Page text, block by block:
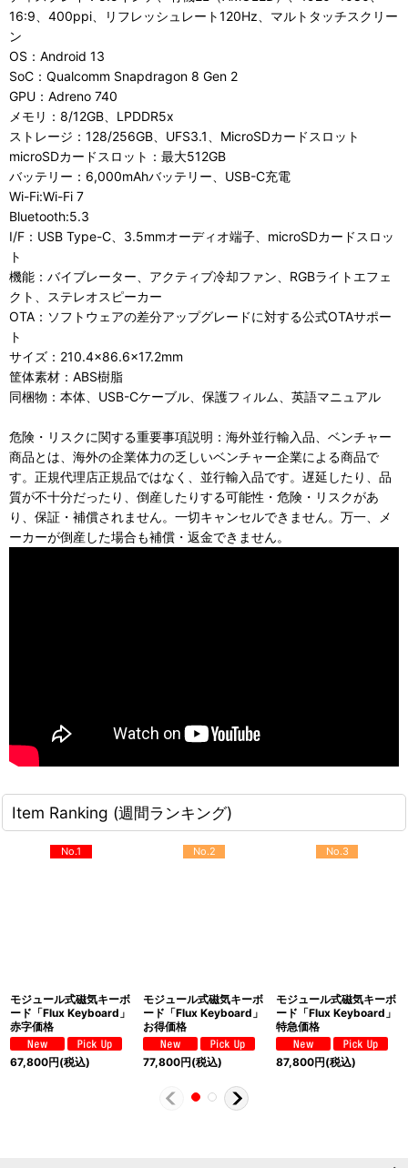
16:9、400ppi、リフレッシュレート120Hz、マルトタッチスクリー
ン
OS：Android 13
SoC：Qualcomm Snapdragon 8 Gen 2
GPU：Adreno 740
メモリ：8/12GB、LPDDR5x
ストレージ：128/256GB、UFS3.1、MicroSDカードスロット
microSDカードスロット：最大512GB
バッテリー：6,000mAhバッテリー、USB-C充電
Wi-Fi:Wi-Fi 7
Bluetooth:5.3
I/F：USB Type-C、3.5mmオーディオ端子、microSDカードスロッ
ト
機能：バイブレーター、アクティブ冷却ファン、RGBライトエフェ
クト、ステレオスピーカー
OTA：ソフトウェアの差分アップグレードに対する公式OTAサポー
ト
サイズ：210.4×86.6×17.2mm
筐体素材：ABS樹脂
同梱物：本体、USB-Cケーブル、保護フィルム、英語マニュアル
危険・リスクに関する重要事項説明：海外並行輸入品、ベンチャー
商品とは、海外の企業体力の乏しいベンチャー企業による商品で
す。正規代理店正規品ではなく、並行輸入品です。遅延したり、品
質が不十分だったり、倒産したりする可能性・危険・リスクがあ
り、保証・補償されません。一切キャンセルできません。万一、メ
ーカーが倒産した場合も補償・返金できません。
Item Ranking (週間ランキング)
No.1
モジュール式磁気キーボ
ード「Flux Keyboard」
赤字価格
67,800円(税込)
No.2
モジュール式磁気キーボ
ード「Flux Keyboard」
お得価格
77,800円(税込)
No.3
モジュール式磁気キーボ
ード「Flux Keyboard」
特急価格
87,800円(税込)